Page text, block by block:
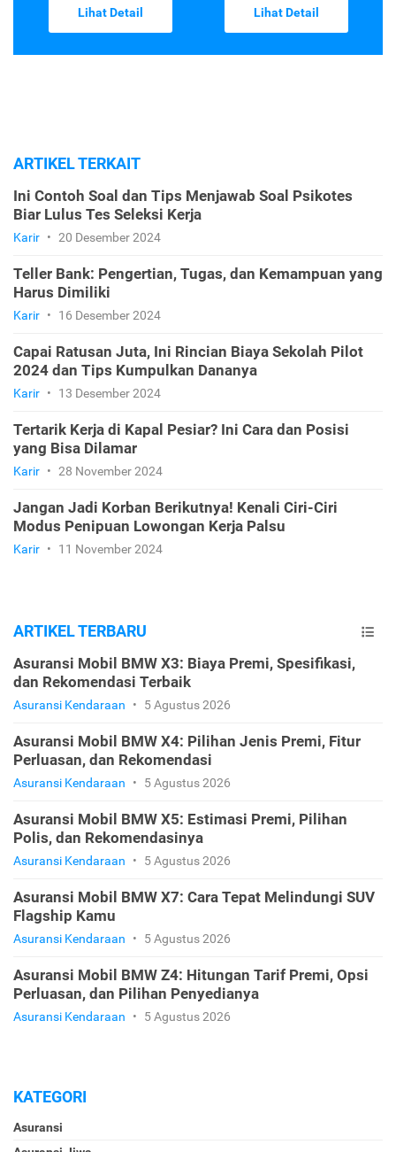
Lihat Detail Lihat Detail
ARTIKEL TERKAIT
Ini Contoh Soal dan Tips Menjawab Soal Psikotes
Biar Lulus Tes Seleksi Kerja
Karir • 20 Desember 2024
Teller Bank: Pengertian, Tugas, dan Kemampuan yang
Harus Dimiliki
Karir • 16 Desember 2024
Capai Ratusan Juta, Ini Rincian Biaya Sekolah Pilot
2024 dan Tips Kumpulkan Dananya
Karir • 13 Desember 2024
Tertarik Kerja di Kapal Pesiar? Ini Cara dan Posisi
yang Bisa Dilamar
Karir • 28 November 2024
Jangan Jadi Korban Berikutnya! Kenali Ciri-Ciri
Modus Penipuan Lowongan Kerja Palsu
Karir • 11 November 2024
ARTIKEL TERBARU
Asuransi Mobil BMW X3: Biaya Premi, Spesifikasi,
dan Rekomendasi Terbaik
Asuransi Kendaraan • 5 Agustus 2026
Asuransi Mobil BMW X4: Pilihan Jenis Premi, Fitur
Perluasan, dan Rekomendasi
Asuransi Kendaraan • 5 Agustus 2026
Asuransi Mobil BMW X5: Estimasi Premi, Pilihan
Polis, dan Rekomendasinya
Asuransi Kendaraan • 5 Agustus 2026
Asuransi Mobil BMW X7: Cara Tepat Melindungi SUV
Flagship Kamu
Asuransi Kendaraan • 5 Agustus 2026
Asuransi Mobil BMW Z4: Hitungan Tarif Premi, Opsi
Perluasan, dan Pilihan Penyedianya
Asuransi Kendaraan • 5 Agustus 2026
KATEGORI
Asuransi